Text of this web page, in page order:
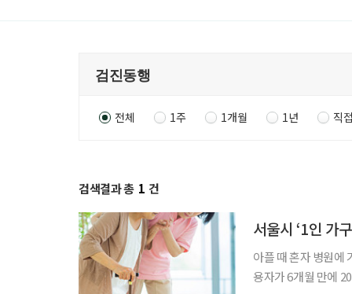
전체 1주 1개월 1년 직
검색결과 총 1 건
서울시 ‘1인 가
아플 때 혼자 병원에
용자가 6개월 만에 2000명을 넘었다. 서울시 1인가